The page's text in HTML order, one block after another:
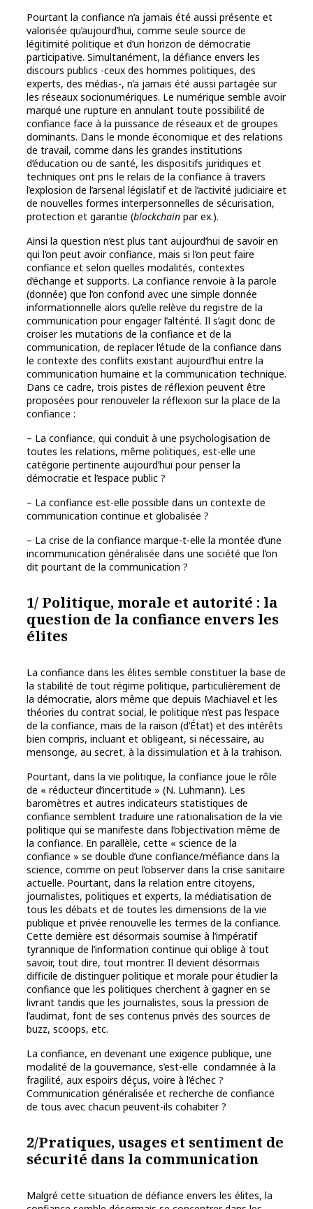
Pourtant la confiance n’a jamais été aussi présente et
valorisée qu’aujourd’hui, comme seule source de
légitimité politique et d’un horizon de démocratie
participative. Simultanément, la défiance envers les
discours publics -ceux des hommes politiques, des
experts, des médias-, n’a jamais été aussi partagée sur
les réseaux socionumériques. Le numérique semble avoir
marqué une rupture en annulant toute possibilité de
confiance face à la puissance de réseaux et de groupes
dominants. Dans le monde économique et des relations
de travail, comme dans les grandes institutions
d’éducation ou de santé, les dispositifs juridiques et
techniques ont pris le relais de la confiance à travers
l’explosion de l’arsenal législatif et de l’activité judiciaire et
de nouvelles formes interpersonnelles de sécurisation,
protection et garantie (blockchain par ex.).
Ainsi la question n’est plus tant aujourd’hui de savoir en
qui l’on peut avoir confiance, mais si l’on peut faire
confiance et selon quelles modalités, contextes
d’échange et supports. La confiance renvoie à la parole
(donnée) que l’on confond avec une simple donnée
informationnelle alors qu’elle relève du registre de la
communication pour engager l’altérité. Il s’agit donc de
croiser les mutations de la confiance et de la
communication, de replacer l’étude de la confiance dans
le contexte des conflits existant aujourd’hui entre la
communication humaine et la communication technique.
Dans ce cadre, trois pistes de réflexion peuvent être
proposées pour renouveler la réflexion sur la place de la
confiance :
– La confiance, qui conduit à une psychologisation de
toutes les relations, même politiques, est-elle une
catégorie pertinente aujourd’hui pour penser la
démocratie et l’espace public ?
– La confiance est-elle possible dans un contexte de
communication continue et globalisée ?
– La crise de la confiance marque-t-elle la montée d’une
incommunication généralisée dans une société que l’on
dit pourtant de la communication ?
1/ Politique, morale et autorité : la
question de la confiance envers les
élites
La confiance dans les élites semble constituer la base de
la stabilité de tout régime politique, particulièrement de
la démocratie, alors même que depuis Machiavel et les
théories du contrat social, le politique n’est pas l’espace
de la confiance, mais de la raison (d’État) et des intérêts
bien compris, incluant et obligeant, si nécessaire, au
mensonge, au secret, à la dissimulation et à la trahison.
Pourtant, dans la vie politique, la confiance joue le rôle
de « réducteur d’incertitude » (N. Luhmann). Les
baromètres et autres indicateurs statistiques de
confiance semblent traduire une rationalisation de la vie
politique qui se manifeste dans l’objectivation même de
la confiance. En parallèle, cette « science de la
confiance » se double d’une confiance/méfiance dans la
science, comme on peut l’observer dans la crise sanitaire
actuelle. Pourtant, dans la relation entre citoyens,
journalistes, politiques et experts, la médiatisation de
tous les débats et de toutes les dimensions de la vie
publique et privée renouvelle les termes de la confiance.
Cette dernière est désormais soumise à l’impératif
tyrannique de l’information continue qui oblige à tout
savoir, tout dire, tout montrer. Il devient désormais
difficile de distinguer politique et morale pour étudier la
confiance que les politiques cherchent à gagner en se
livrant tandis que les journalistes, sous la pression de
l’audimat, font de ses contenus privés des sources de
buzz, scoops, etc.
La confiance, en devenant une exigence publique, une
modalité de la gouvernance, s’est-elle condamnée à la
fragilité, aux espoirs déçus, voire à l’échec ?
Communication généralisée et recherche de confiance
de tous avec chacun peuvent-ils cohabiter ?
2/Pratiques, usages et sentiment de
sécurité dans la communication
Malgré cette situation de défiance envers les élites, la